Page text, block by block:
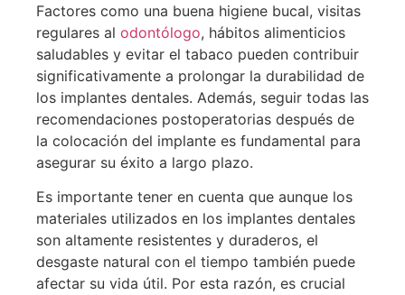
Factores como una buena higiene bucal, visitas
regulares al odontólogo, hábitos alimenticios
saludables y evitar el tabaco pueden contribuir
significativamente a prolongar la durabilidad de
los implantes dentales. Además, seguir todas las
recomendaciones postoperatorias después de
la colocación del implante es fundamental para
asegurar su éxito a largo plazo.
Es importante tener en cuenta que aunque los
materiales utilizados en los implantes dentales
son altamente resistentes y duraderos, el
desgaste natural con el tiempo también puede
afectar su vida útil. Por esta razón, es crucial